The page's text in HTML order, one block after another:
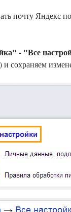
почту Яндекс
- "Все
сохраняем